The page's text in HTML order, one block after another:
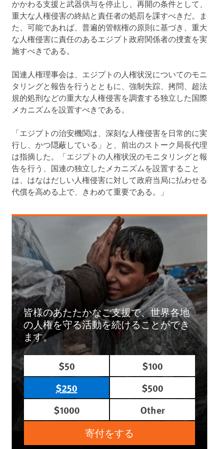
かかわる支援と武器供与を停止し、再開の条件として、
重大な人権侵害の終結と責任者の処罰を課すべきだ。ま
た、可能であれば、普遍的管轄権の原則に基づき、重大
な人権侵害に責任のあるエジプト政府関係者の捜査を実
施すべきである。
国連人権理事会は、エジプトの人権状況についてのモニ
タリングと報告を行うとともに、強制失踪、拷問、超法
規的処刑などの重大な人権侵害を調査する独立した国際
メカニズムを設置すべきである。
「エジプトの治安機関は、深刻な人権侵害を日常的に実
行し、かつ隠蔽している」と、前出のストーク局長代理
は指摘した。「エジプトの人権状況のモニタリングと報
告を行う、国連の独立したメカニズムを設置すること
は、はなはだしい人権侵害に対して政府当局に払わせる
代償を高める上で、きわめて重要である。」
皆様のあたたかなご支援で、世界各地
の人権を守る活動を続けることができ
ます。
$50
$100
$250
$500
$1000
Other
寄付をする